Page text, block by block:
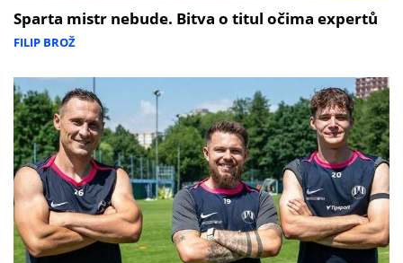
Sparta mistr nebude. Bitva o titul očima expertů
FILIP BROŽ